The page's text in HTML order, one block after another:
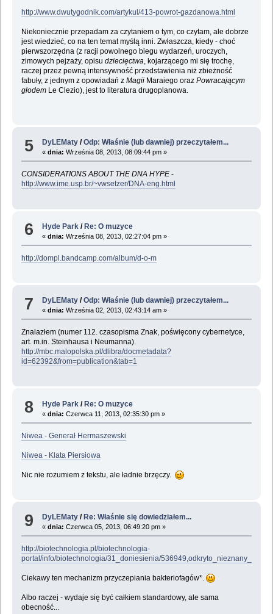
http://www.dwutygodnik.com/artykul/413-powrot-gazdanowa.html
Niekoniecznie przepadam za czytaniem o tym, co czytam, ale dobrze
jest wiedzieć, co na ten temat myślą inni. Zwłaszcza, kiedy - choć
pierwszorzędna (z racji powolnego biegu wydarzeń, uroczych,
zimowych pejzaży, opisu dziecięctwa , kojarzącego mi się trochę,
raczej przez pewną intensywność przedstawienia niż zbieżność
fabuły, z jednym z opowiadań z MagiiMaraiego oraz Powracającym
głodemLe Clezio), jest to literatura drugoplanowa.
5 DyLEMaty /Odp: Właśnie (lub dawniej) przeczytałem...
«dnia: Września 08, 2013, 08:09:44 pm »
CONSIDERATIONS ABOUT THE DNA HYPE-
http://www.ime.usp.br/~vwsetzer/DNA-eng.html
6 Hyde Park /Re: O muzyce
«dnia: Września 08, 2013, 02:27:04 pm »
http://dompl.bandcamp.com/album/d-o-m
7 DyLEMaty /Odp: Właśnie (lub dawniej) przeczytałem...
«dnia: Września 02, 2013, 02:43:14 am »
Znalazłem (numer 112. czasopisma Znak, poświęcony cybernetyce,
art. m.in. Steinhausa i Neumanna).
http://mbc.malopolska.pl/dlibra/docmetadata?
id=62392&from=publication&tab=1
8 Hyde Park /Re: O muzyce
«dnia: Czerwca 11, 2013, 02:35:30 pm »
Niwea - Generał Hermaszewski
Niwea - Klata Piersiowa
Nic nie rozumiem z tekstu, ale ładnie brzęczy.
9 DyLEMaty / Re: Właśnie się dowiedziałem...
«dnia: Czerwca 05, 2013, 06:49:20 pm »
http://biotechnologia.pl/biotechnologia-
portal/info/biotechnologia/31_doniesienia/
Ciekawy ten mechanizm przyczepiania bakteriofagów*.
Albo raczej - wydaje się być całkiem standardowy, ale sama
obecność...